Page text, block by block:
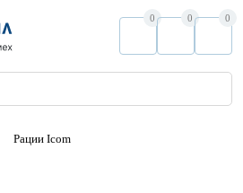
0 0 0
Рации Icom